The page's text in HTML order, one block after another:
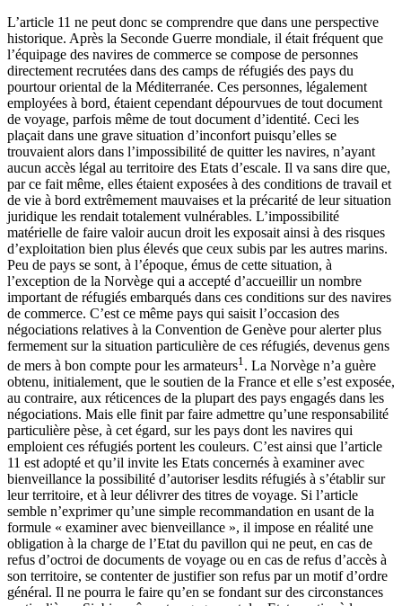
L’article 11 ne peut donc se comprendre que dans une perspective
historique. Après la Seconde Guerre mondiale, il était fréquent que
l’équipage des navires de commerce se compose de personnes
directement recrutées dans des camps de réfugiés des pays du
pourtour oriental de la Méditerranée. Ces personnes, légalement
employées à bord, étaient cependant dépourvues de tout document
de voyage, parfois même de tout document d’identité. Ceci les
plaçait dans une grave situation d’inconfort puisqu’elles se
trouvaient alors dans l’impossibilité de quitter les navires, n’ayant
aucun accès légal au territoire des Etats d’escale. Il va sans dire que,
par ce fait même, elles étaient exposées à des conditions de travail et
de vie à bord extrêmement mauvaises et la précarité de leur situation
juridique les rendait totalement vulnérables. L’impossibilité
matérielle de faire valoir aucun droit les exposait ainsi à des risques
d’exploitation bien plus élevés que ceux subis par les autres marins.
Peu de pays se sont, à l’époque, émus de cette situation, à
l’exception de la Norvège qui a accepté d’accueillir un nombre
important de réfugiés embarqués dans ces conditions sur des navires
de commerce. C’est ce même pays qui saisit l’occasion des
négociations relatives à la Convention de Genève pour alerter plus
fermement sur la situation particulière de ces réfugiés, devenus gens
de mers à bon compte pour les armateurs1 . La Norvège n’a guère
obtenu, initialement, que le soutien de la France et elle s’est exposée,
au contraire, aux réticences de la plupart des pays engagés dans les
négociations. Mais elle finit par faire admettre qu’une responsabilité
particulière pèse, à cet égard, sur les pays dont les navires qui
emploient ces réfugiés portent les couleurs. C’est ainsi que l’article
11 est adopté et qu’il invite les Etats concernés à examiner avec
bienveillance la possibilité d’autoriser lesdits réfugiés à s’établir sur
leur territoire, et à leur délivrer des titres de voyage. Si l’article
semble n’exprimer qu’une simple recommandation en usant de la
formule « examiner avec bienveillance », il impose en réalité une
obligation à la charge de l’Etat du pavillon qui ne peut, en cas de
refus d’octroi de documents de voyage ou en cas de refus d’accès à
son territoire, se contenter de justifier son refus par un motif d’ordre
général. Il ne pourra le faire qu’en se fondant sur des circonstances